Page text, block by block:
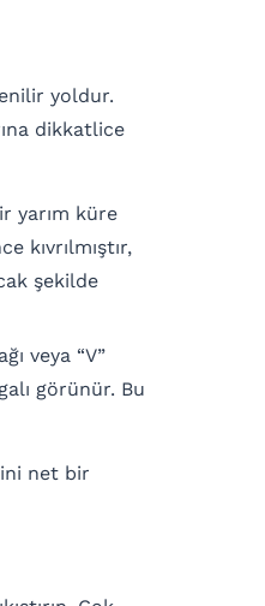
yoldur.
dikkatlice
yarım küre
kıvrılmıştır,
şekilde
veya “V”
görünür. Bu
net bir